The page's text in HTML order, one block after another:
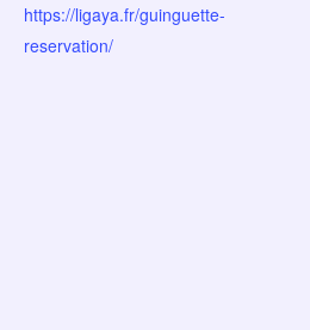
https://ligaya.fr/guinguette-
reservation/